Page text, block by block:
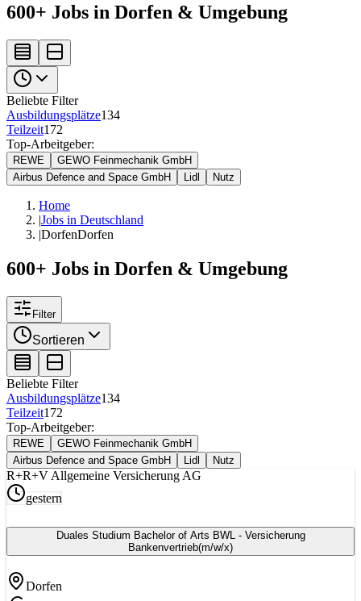
600+ Jobs in Dorfen & Umgebung
Beliebte Filter
Ausbildungsplätze134
Teilzeit172
Top-Arbeitgeber:
REWE
GEWO Feinmechanik GmbH
Airbus Defence and Space GmbH
Lidl Nutz
Home
|Jobs in Deutschland
|DorfenDorfen
600+ Jobs in Dorfen & Umgebung
Filter
Sortieren
Beliebte Filter
Ausbildungsplätze134
Teilzeit172
Top-Arbeitgeber:
REWE
GEWO Feinmechanik GmbH
Airbus Defence and Space GmbH
Lidl Nutz
R+R+V Allgemeine Versicherung AG
gestern
Duales Studium Bachelor of Arts BWL - Versicherung
Bankenvertrieb(m/w/x)
Dorfen